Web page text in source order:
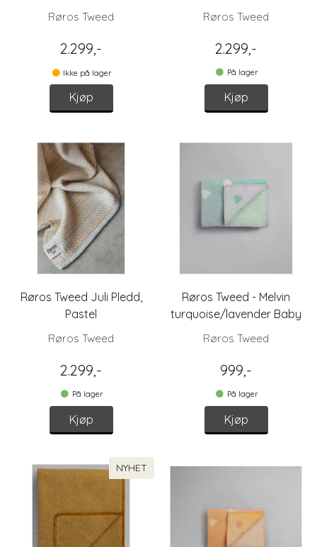
Røros Tweed
2.299,-
Ikke på lager
Kjøp
Røros Tweed
2.299,-
På lager
Kjøp
Røros Tweed Juli Pledd,
Pastel
Røros Tweed
2.299,-
På lager
Kjøp
Røros Tweed - Melvin
turquoise/lavender Baby
Røros Tweed
999,-
På lager
Kjøp
NYHET